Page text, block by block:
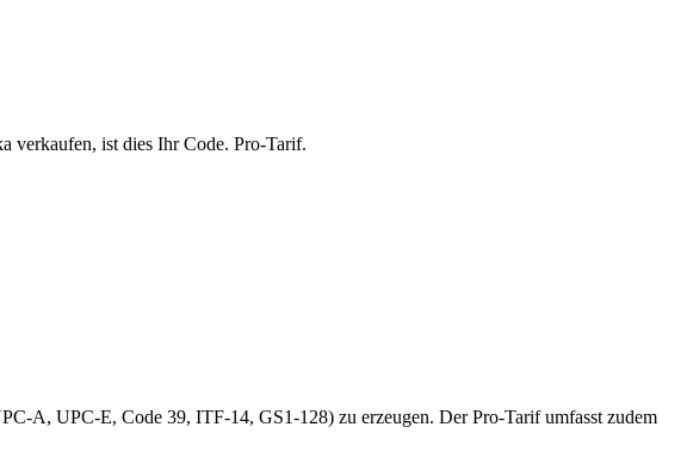
verkaufen, ist dies Ihr Code. Pro-Tarif.
A, UPC-E, Code 39, ITF-14, GS1-128) zu erzeugen. Der Pro-Tarif umfasst zudem